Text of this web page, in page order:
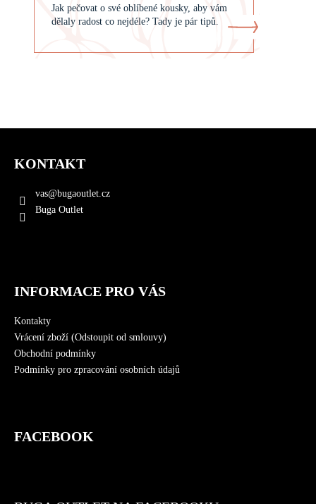
Jak pečovat o své oblíbené kousky, aby vám
dělaly radost co nejdéle? Tady je pár tipů.
KONTAKT
vas@bugaoutlet.cz
Buga Outlet
INFORMACE PRO VÁS
Kontakty
Vrácení zboží (Odstoupit od smlouvy)
Obchodní podmínky
Podmínky pro zpracování osobních údajů
FACEBOOK